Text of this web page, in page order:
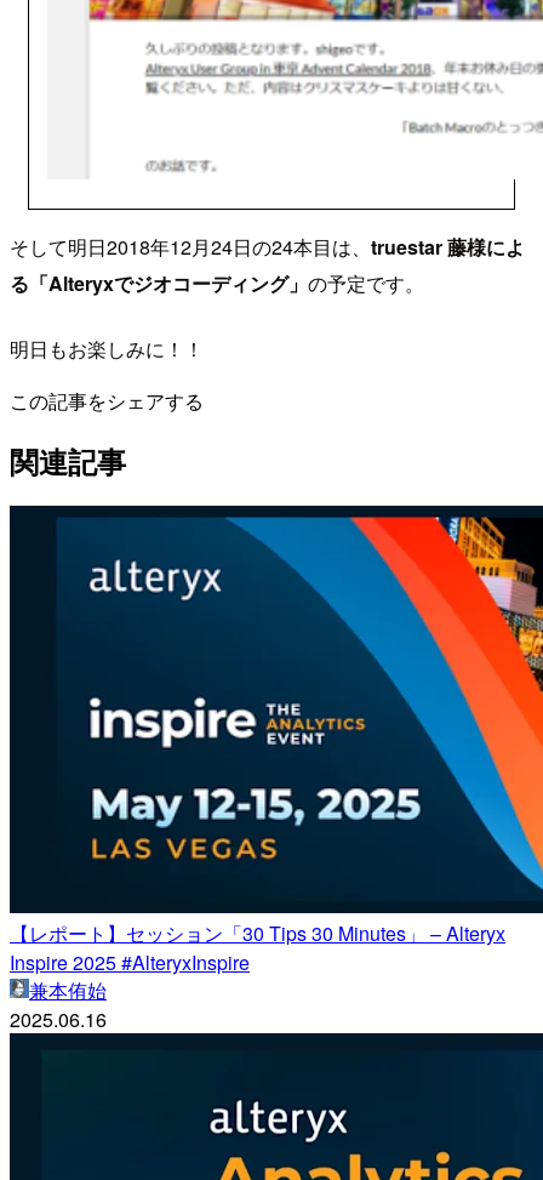
そして明日2018年12月24日の24本目は、 truestar 藤様によ
る「Alteryxでジオコーディング」 の予定です。
明日もお楽しみに！！
この記事をシェアする
関連記事
【レポート】セッション「30 Tips 30 Minutes」 – Alteryx
Inspire 2025 #AlteryxInspire
兼本侑始
2025.06.16